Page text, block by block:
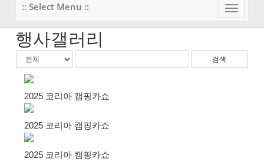
Toggle
:: Select Menu ::
행사갤러리
검색
2025 코리아 캠핑카쇼
2025 코리아 캠핑카쇼
2025 코리아 캠핑카쇼